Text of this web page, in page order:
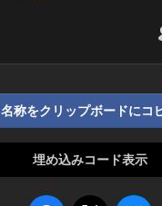
名称をクリップボードにコ
埋め込みコード表示